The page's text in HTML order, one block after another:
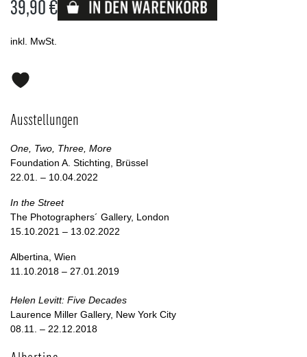
inkl. MwSt.
39,90 € Lieferbar
Ausstellungen
One, Two, Three, More
Foundation A. Stichting, Brüssel
22.01. – 10.04.2022
In the Street
The Photographers´ Gallery, London
15.10.2021 – 13.02.2022
Albertina, Wien
11.10.2018 – 27.01.2019
Helen Levitt: Five Decades
Laurence Miller Gallery, New York City
08.11. – 22.12.2018